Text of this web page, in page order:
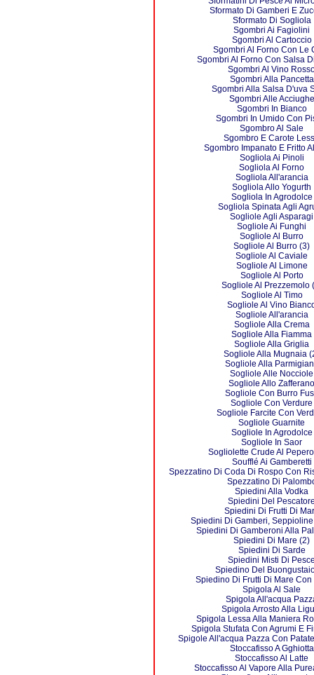
Sformato Di Gamberi E
Sformato Di Sogliola
Sgombri Ai Fagiolini
Sgombri Al Cartoccio
Sgombri Al Forno Con Le
Sgombri Al Forno Con Salsa
Sgombri Al Vino
Sgombri Alla Pancetta
Sgombri Alla Salsa D'uva
Sgombri Alle Acciughe
Sgombri In Bianco
Sgombri In Umido Con
Sgombro Al Sale
Sgombro E Carote
Sgombro Impanato E Fritto
Sogliola Ai Pinoli
Sogliola Al Forno
Sogliola All'arancia
Sogliola Allo Yogurth
Sogliola In Agrodolce
Sogliola Spinata Agli
Sogliole Agli Asparagi
Sogliole Ai Funghi
Sogliole Al Burro
Sogliole Al Burro (3)
Sogliole Al Caviale
Sogliole Al Limone
Sogliole Al Porto
Sogliole Al Prezzemolo
Sogliole Al Timo
Sogliole Al Vino
Sogliole All'arancia
Sogliole Alla Crema
Sogliole Alla Fiamma
Sogliole Alla Griglia
Sogliole Alla Mugnaia
Sogliole Alla
Sogliole Alle Nocciole
Sogliole Allo Zafferano
Sogliole Con Burro
Sogliole Con Verdure
Sogliole Farcite Con
Sogliole Guarnite
Sogliole In Agrodolce
Sogliole In Saor
Sogliolette Crude Al
Soufflé Ai Gamberetti
Spezzatino Di Coda Di Rospo Con
Spezzatino Di
Spiedini Alla Vodka
Spiedini Del
Spiedini Di Frutti Di
Spiedini Di Gamberi,
Spiedini Di Gamberoni Alla
Spiedini Di Mare (2)
Spiedini Di Sarde
Spiedini Misti Di
Spiedino Del
Spiedino Di Frutti Di Mare Con
Spigola Al Sale
Spigola All'acqua
Spigola Arrosto Alla
Spigola Lessa Alla Maniera
Spigola Stufata Con Agrumi E
Spigole All'acqua Pazza Con
Stoccafisso A Gghiotta
Stoccafisso Al Latte
Stoccafisso Al Vapore Alla